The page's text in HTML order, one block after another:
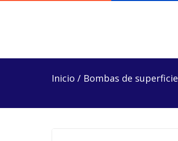
Inicio / Bombas de superficie